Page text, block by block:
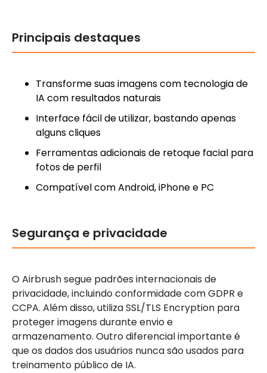
Principais destaques
Transforme suas imagens com tecnologia de
IA com resultados naturais
Interface fácil de utilizar, bastando apenas
alguns cliques
Ferramentas adicionais de retoque facial para
fotos de perfil
Compatível com Android, iPhone e PC
Segurança e privacidade
O Airbrush segue padrões internacionais de
privacidade, incluindo conformidade com GDPR e
CCPA. Além disso, utiliza SSL/TLS Encryption para
proteger imagens durante envio e
armazenamento. Outro diferencial importante é
que os dados dos usuários nunca são usados para
treinamento público de IA.